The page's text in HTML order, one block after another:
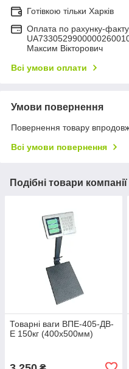
Готівкою тільки Харків
Оплата по рахунку-
Максим Вікторович
Всі умови оплати
Умови повернення
Повернення товару
Всі умови повернення
Подібні товари компанії
Товарні ваги ВПЕ-405-ДВ-
Е 150кг (400х500мм)